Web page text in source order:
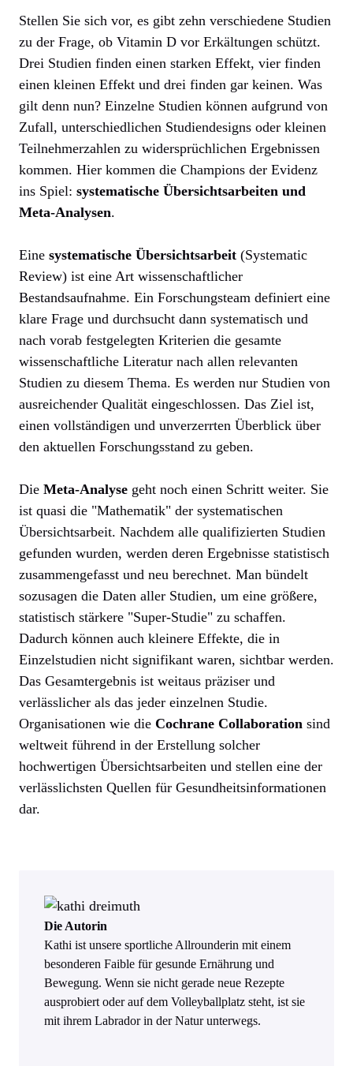
Stellen Sie sich vor, es gibt zehn verschiedene Studien
zu der Frage, ob Vitamin D vor Erkältungen schützt.
Drei Studien finden einen starken Effekt, vier finden
einen kleinen Effekt und drei finden gar keinen. Was
gilt denn nun? Einzelne Studien können aufgrund von
Zufall, unterschiedlichen Studiendesigns oder kleinen
Teilnehmerzahlen zu widersprüchlichen Ergebnissen
kommen. Hier kommen die Champions der Evidenz
ins Spiel: systematische Übersichtsarbeiten und
Meta-Analysen.
Eine systematische Übersichtsarbeit (Systematic
Review) ist eine Art wissenschaftlicher
Bestandsaufnahme. Ein Forschungsteam definiert eine
klare Frage und durchsucht dann systematisch und
nach vorab festgelegten Kriterien die gesamte
wissenschaftliche Literatur nach allen relevanten
Studien zu diesem Thema. Es werden nur Studien von
ausreichender Qualität eingeschlossen. Das Ziel ist,
einen vollständigen und unverzerrten Überblick über
den aktuellen Forschungsstand zu geben.
Die Meta-Analyse geht noch einen Schritt weiter. Sie
ist quasi die "Mathematik" der systematischen
Übersichtsarbeit. Nachdem alle qualifizierten Studien
gefunden wurden, werden deren Ergebnisse statistisch
zusammengefasst und neu berechnet. Man bündelt
sozusagen die Daten aller Studien, um eine größere,
statistisch stärkere "Super-Studie" zu schaffen.
Dadurch können auch kleinere Effekte, die in
Einzelstudien nicht signifikant waren, sichtbar werden.
Das Gesamtergebnis ist weitaus präziser und
verlässlicher als das jeder einzelnen Studie.
Organisationen wie die Cochrane Collaboration sind
weltweit führend in der Erstellung solcher
hochwertigen Übersichtsarbeiten und stellen eine der
verlässlichsten Quellen für Gesundheitsinformationen
dar.
Die Autorin
Kathi ist unsere sportliche Allrounderin mit einem
besonderen Faible für gesunde Ernährung und
Bewegung. Wenn sie nicht gerade neue Rezepte
ausprobiert oder auf dem Volleyballplatz steht, ist sie
mit ihrem Labrador in der Natur unterwegs.